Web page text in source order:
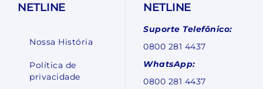
NETLINE
Nossa História
Política de
privacidade
NETLINE
Suporte Telefônico:
0800 281 4437
WhatsApp:
0800 281 4437